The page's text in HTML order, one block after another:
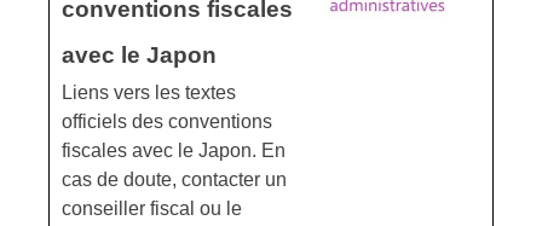
conventions fiscales
avec le Japon
Liens vers les textes
officiels des conventions
fiscales avec le Japon. En
cas de doute, contacter un
conseiller fiscal ou le